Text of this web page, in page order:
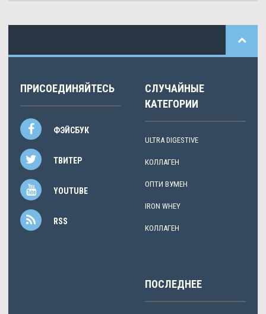
ПРИСОЕДИНЯЙТЕСЬ
ФЭЙСБУК
ТВИТЕР
YOUTUBE
RSS
СЛУЧАЙНЫЕ
КАТЕГОРИИ
ULTRA DIGESTIVE
КОЛЛАГЕН
ОПТИ ВУМЕН
IRON WHEY
КОЛЛАГЕН
ПОСЛЕДНЕЕ